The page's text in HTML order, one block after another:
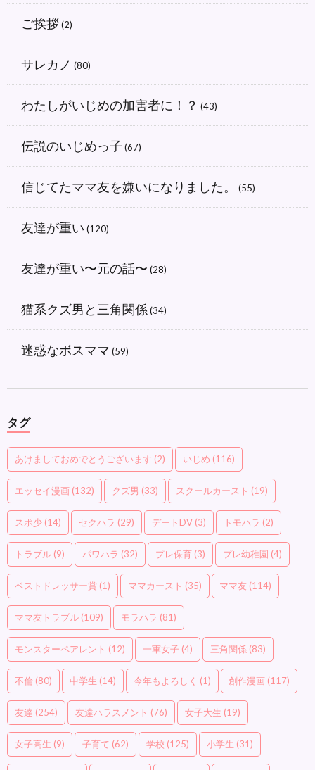
ご挨拶(2)
サレカノ (80)
わたしがいじめの加害者に！？ (43)
伝説のいじめっ子 (67)
信じてたママ友を嫌いになりました。 (55)
友達が重い (120)
友達が重い〜元の話〜 (28)
猫系クズ男と三角関係 (34)
迷惑なボスママ (59)
タグ
あけましておめでとうございます (2) いじめ (116)
エッセイ漫画 (132) クズ男 (33) スクールカースト (19)
スポ少 (14) セクハラ (29) デートDV (3) トモハラ (2)
トラブル (9) パワハラ (32) プレ保育 (3) プレ幼稚園 (4)
ベストドレッサー賞 (1) ママカースト (35) ママ友 (114)
ママ友トラブル (109) モラハラ (81)
モンスターペアレント (12) 一軍女子 (4) 三角関係 (83)
不倫 (80) 中学生 (14) 今年もよろしく (1) 創作漫画 (117)
友達 (254) 友達ハラスメント (76) 女子大生 (19)
女子高生 (9) 子育て (62) 学校 (125) 小学生 (31)